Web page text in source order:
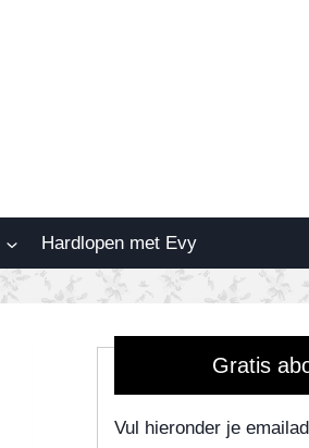
Hardlopen met Evy
Gratis
Vul hieronder je